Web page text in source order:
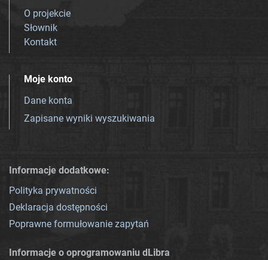
O projekcie
Słownik
Kontakt
Moje konto
Dane konta
Zapisane wyniki wyszukiwania
Informacje dodatkowe:
Polityka prywatności
Deklaracja dostępności
Poprawne formułowanie zapytań
Informacje o oprogramowaniu dLibra